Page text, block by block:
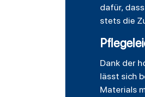
dafür,
stets die
Dank der
lässt sich
Materials